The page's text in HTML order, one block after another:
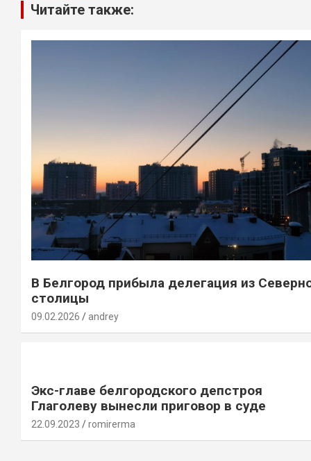
Читайте также:
В Белгород прибыла делегация из
столицы
09.02.2026 andrey
Экс-главе белгородского депстроя
Глаголеву вынесли приговор в суде
22.09.2023 romirerma